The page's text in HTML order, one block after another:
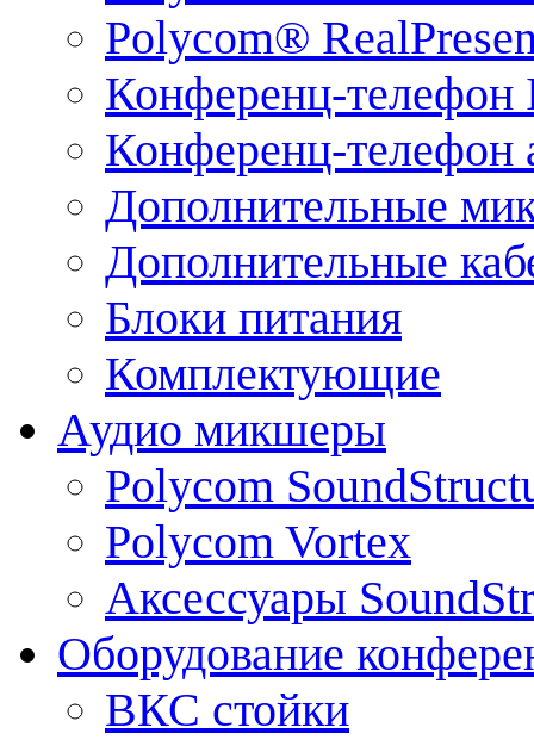
Polycom®
Конференц-телефон
Конференц-телефон
Дополнительные
Дополнительные
Блоки питания
Комплектующие
Аудио микшеры
Polycom
Polycom Vortex
Аксессуары
Оборудование
ВКС стойки